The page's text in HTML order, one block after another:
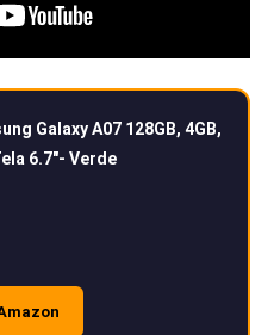
Galaxy A07 128GB, 4GB,
6.7″- Verde